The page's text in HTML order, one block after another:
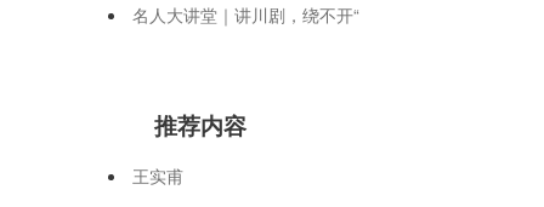
名人大讲堂｜讲川剧，绕不开“
推荐内容
王实甫